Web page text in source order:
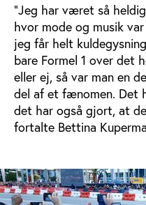
"Jeg har været så
hvor mode og musik
jeg får helt
bare Formel 1 over det
eller ej, så var man en
del af et fænomen. Det
det har også gjort, at
fortalte Bettina